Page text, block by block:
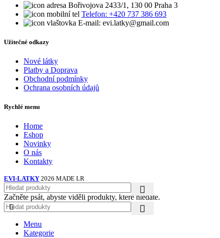
Bořivojova 2433/1, 130 00 Praha 3
Telefon: +420 737 386 693
E-mail: evi.latky@gmail.com
Užitečné odkazy
Nové látky
Platby a Doprava
Obchodní podmínky
Ochrana osobních údajů
Rychlé menu
Home
Eshop
Novinky
O nás
Kontakty
EVI-LATKY 2026 MADE LR
Začněte psát, abyste viděli produkty, které hledáte.
Menu
Kategorie